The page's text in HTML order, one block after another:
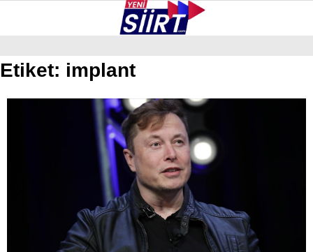
GALERİ VİDEO YAZARLAR
Etiket: implant